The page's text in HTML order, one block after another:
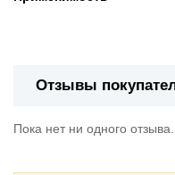
Отзывы
Пока нет ни одного